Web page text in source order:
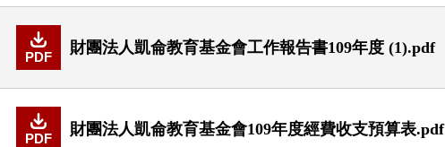
PDF
財團法人凱侖教育基金會工作報告書109年度 (1).pdf
PDF
財團法人凱侖教育基金會109年度經費收支預算表.pdf